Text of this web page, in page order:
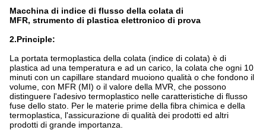
Macchina di indice di flusso della colata di
MFR, strumento di plastica elettronico di prova
2.Principle:
La portata termoplastica della colata (indice di colata) è di
plastica ad una temperatura e ad un carico, la colata che ogni 10
minuti con un capillare standard muoiono qualità o che fondono il
volume, con MFR (MI) o il valore della MVR, che possono
distinguere l'adesivo termoplastico nelle caratteristiche di flusso
fuse dello stato. Per le materie prime della fibra chimica e della
termoplastica, l'assicurazione di qualità dei prodotti ed altri
prodotti di grande importanza.